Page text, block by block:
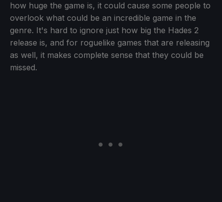
how huge the game is, it could cause some people to
overlook what could be an incredible game in the
genre. It's hard to ignore just how big the Hades 2
release is, and for roguelike games that are releasing
as well, it makes complete sense that they could be
missed.